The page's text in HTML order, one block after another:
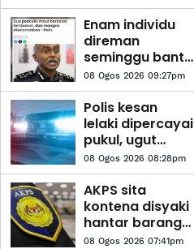
kolam ikan
Enam individu
direman
seminggu bantu
siasatan kes
culik
08 Ogos 2026 09:27pm
Polis kesan
lelaki dipercayai
pukul, ugut
pengguna jalan
raya
08 Ogos 2026 08:28pm
AKPS sita
kontena disyaki
hantar barang
eksport ke Israel
08 Ogos 2026 07:41pm